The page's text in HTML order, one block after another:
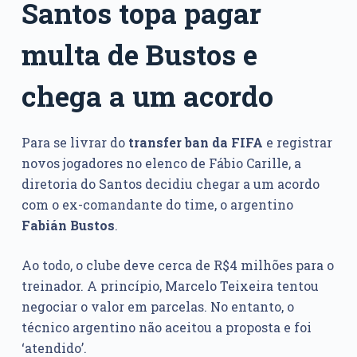
Santos topa pagar
multa de Bustos e
chega a um acordo
Para se livrar do transfer ban da FIFA e registrar
novos jogadores no elenco de Fábio Carille, a
diretoria do Santos decidiu chegar a um acordo
com o ex-comandante do time, o argentino
Fabián Bustos.
Ao todo, o clube deve cerca de R$4 milhões para o
treinador. A princípio, Marcelo Teixeira tentou
negociar o valor em parcelas. No entanto, o
técnico argentino não aceitou a proposta e foi
‘atendido’.